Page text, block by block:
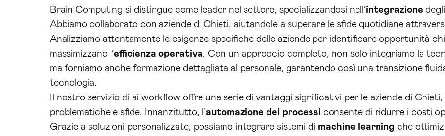
Brain Computing si distingue come leader nel settore, specializzandosi nell’integrazione
Abbiamo collaborato con aziende di Chieti, aiutandole a superare le sfide quotidiane
Analizziamo attentamente le esigenze specifiche delle aziende per identificare opportunità
massimizzano l’efficienza operativa. Con un approccio completo, non solo integriamo la
ma forniamo anche formazione dettagliata al personale, garantendo così una transizione
tecnologia.
Il nostro servizio di ai workflow offre una serie di vantaggi significativi per le aziende di
problematiche e sfide. Innanzitutto, l’automazione dei processi consente di ridurre i costi
Grazie a soluzioni personalizzate, possiamo integrare sistemi di machine learning che